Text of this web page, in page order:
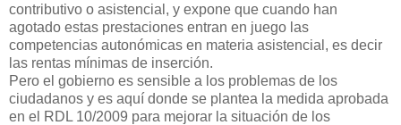
contributivo o asistencial, y expone que cuando han
agotado estas prestaciones entran en juego las
competencias autonómicas en materia asistencial, es decir
las rentas mínimas de inserción.
Pero el gobierno es sensible a los problemas de los
ciudadanos y es aquí donde se plantea la medida aprobada
en el RDL 10/2009 para mejorar la situación de los